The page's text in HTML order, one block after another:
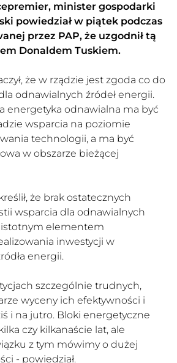
minister gospodarki
powiedział w piątek podczas
przez PAP, że uzgodnił tą
Donaldem Tuskiem.
że w rządzie jest zgoda co do
odnawialnych źródeł energii.
energetyka odnawialna ma być
wsparcia na poziomie
technologii, a ma być
w obszarze bieżącej
że brak ostatecznych
wsparcia dla odnawialnych
istotnym elementem
inwestycji w
energii.
szczególnie trudnych,
wyceny ich efektywności i
i na jutro. Bloki energetyczne
czy kilkanaście lat, ale
z tym mówimy o dużej
- powiedział.